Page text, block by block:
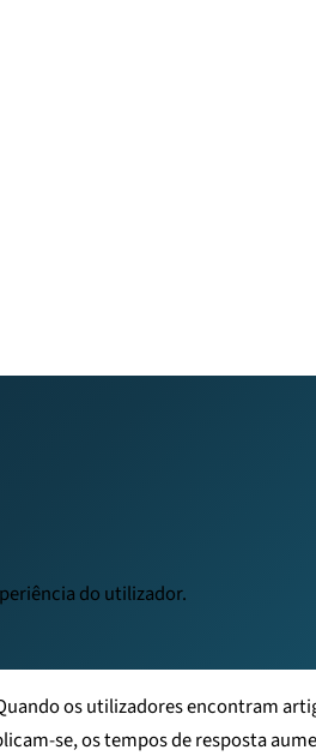
do utilizador.
os utilizadores encontram
se, os tempos de resposta